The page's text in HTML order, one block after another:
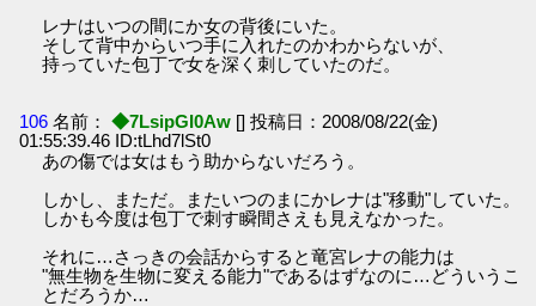
レナはいつの間にか女の背後にいた。
そして背中からいつ手に入れたのかわからないが、
持っていた包丁で女を深く刺していたのだ。
106 名前： ◆7LsipGI0Aw [] 投稿日：2008/08/22(金)
01:55:39.46 ID:tLhd7lSt0
あの傷では女はもう助からないだろう。
しかし、まただ。またいつのまにかレナは"移動"していた。
しかも今度は包丁で刺す瞬間さえも見えなかった。
それに…さっきの会話からすると竜宮レナの能力は
"無生物を生物に変える能力"であるはずなのに…どういうこ
とだろうか…